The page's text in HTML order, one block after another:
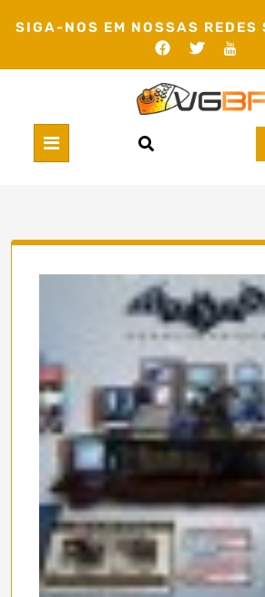
SIGA-NOS EM NOSSAS